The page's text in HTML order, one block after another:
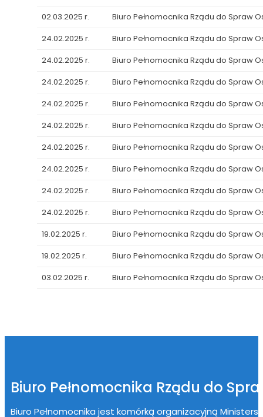
02.03.2025 r.
Biuro Pełnomocnika Rządu do Spraw
24.02.2025 r.
Biuro Pełnomocnika Rządu do Spraw
24.02.2025 r.
Biuro Pełnomocnika Rządu do Spraw
24.02.2025 r.
Biuro Pełnomocnika Rządu do Spraw
24.02.2025 r.
Biuro Pełnomocnika Rządu do Spraw
24.02.2025 r.
Biuro Pełnomocnika Rządu do Spraw
24.02.2025 r.
Biuro Pełnomocnika Rządu do Spraw
24.02.2025 r.
Biuro Pełnomocnika Rządu do Spraw
24.02.2025 r.
Biuro Pełnomocnika Rządu do Spraw
24.02.2025 r.
Biuro Pełnomocnika Rządu do Spraw
19.02.2025 r.
Biuro Pełnomocnika Rządu do Spraw
19.02.2025 r.
Biuro Pełnomocnika Rządu do Spraw
03.02.2025 r.
Biuro Pełnomocnika Rządu do Spraw
Biuro Pełnomocnika Rządu do
Biuro Pełnomocnika jest komórką organizacyjną